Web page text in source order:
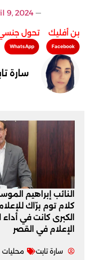
— Oli London (@OliLondonTV)
9, 2024
بن أفليك ,تحول
Facebook
WhatsApp
سارة
النائب إبراهيم
كلام توم برّاك
الكبرى كانت في
‏الإعلام في القصر
سارة تابت محليات